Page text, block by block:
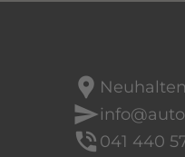
location_pin
send
phone_in_talk 041 440